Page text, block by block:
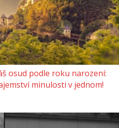
osud podle roku narození:
minulosti v jednom!